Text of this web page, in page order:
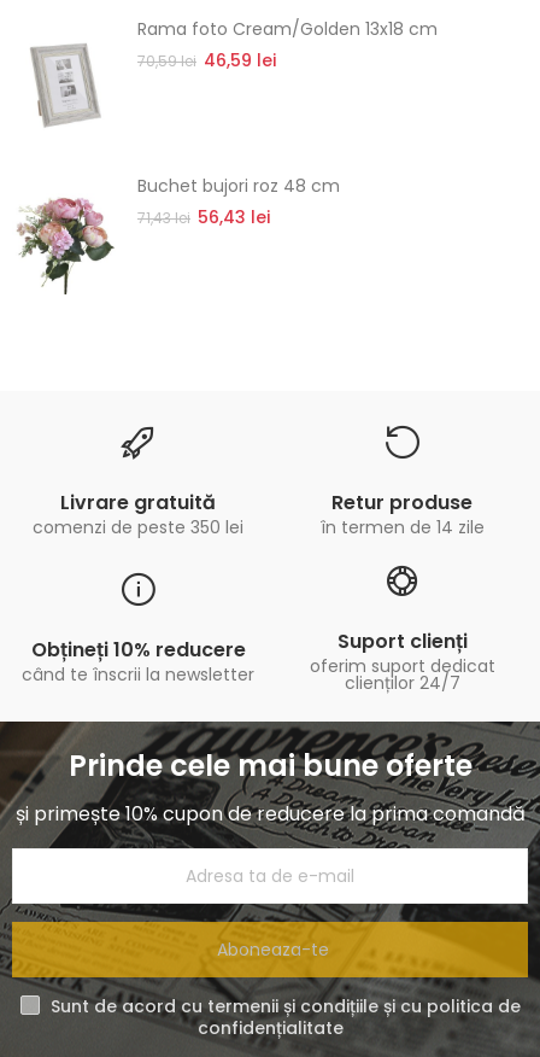
Rama foto Cream/Golden 13x18 cm
70,59 lei 46,59 lei
Buchet bujori roz 48 cm
71,43 lei 56,43 lei
Livrare gratuită
comenzi de peste 350 lei
Retur produse
în termen de 14 zile
Obțineți 10% reducere
când te înscrii la newsletter
Suport clienți
oferim suport dedicat
clienților 24/7
Prinde cele mai bune oferte
și primește 10% cupon de reducere la prima comandă
Aboneaza-te
Sunt de acord cu termenii și condițiile și cu politica de
confidențialitate